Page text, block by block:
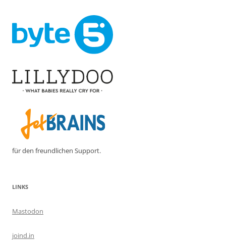
für den freundlichen Support.
LINKS
Mastodon
joind.in